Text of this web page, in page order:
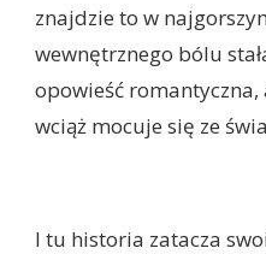
znajdzie to w
wewnętrznego bólu
opowieść romantyczna,
wciąż mocuje się ze
I tu historia zatacza